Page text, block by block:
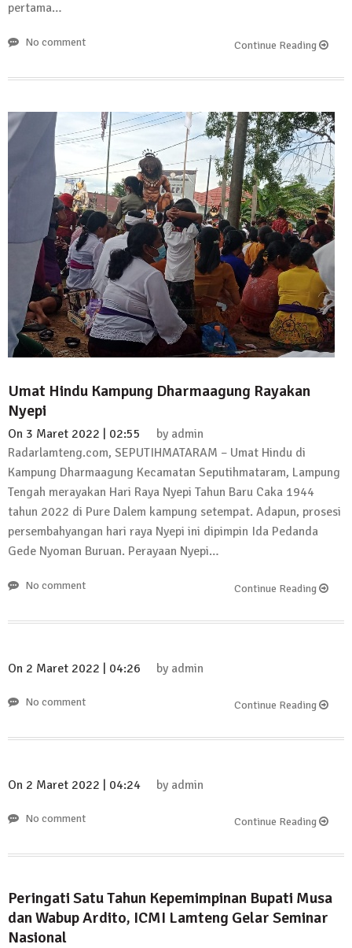
pertama…
No comment Continue Reading
Umat Hindu Kampung Dharmaagung Rayakan
Nyepi
On 3 Maret 2022 | 02:55 by admin
Radarlamteng.com, SEPUTIHMATARAM – Umat Hindu di
Kampung Dharmaagung Kecamatan Seputihmataram, Lampung
Tengah merayakan Hari Raya Nyepi Tahun Baru Caka 1944
tahun 2022 di Pure Dalem kampung setempat. Adapun, prosesi
persembahyangan hari raya Nyepi ini dipimpin Ida Pedanda
Gede Nyoman Buruan. Perayaan Nyepi…
No comment Continue Reading
On 2 Maret 2022 | 04:26 by admin
No comment Continue Reading
On 2 Maret 2022 | 04:24 by admin
No comment Continue Reading
Peringati Satu Tahun Kepemimpinan Bupati Musa
dan Wabup Ardito, ICMI Lamteng Gelar Seminar
Nasional